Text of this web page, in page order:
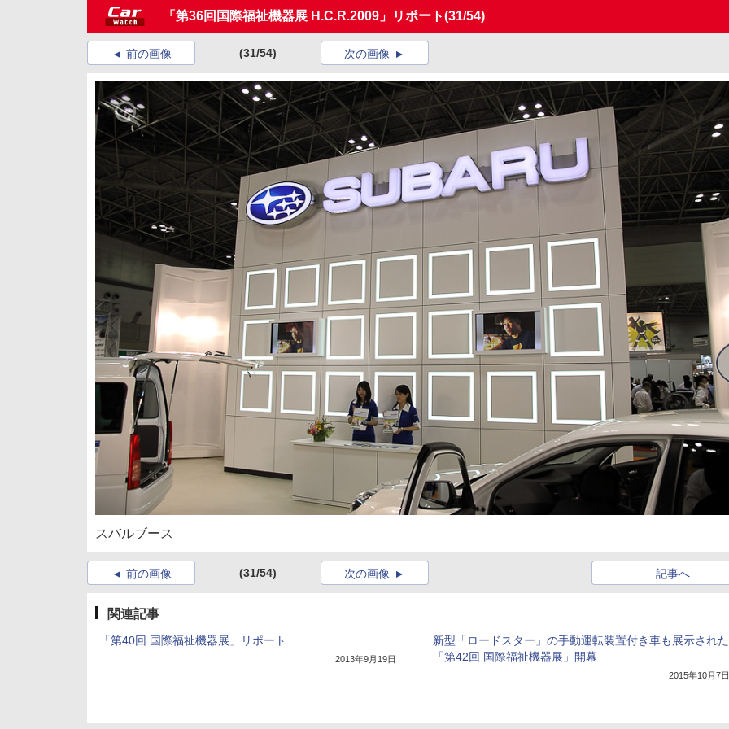
「第36回国際福祉機器展 H.C.R.2009」リポート(31/54)
前の画像 (31/54) 次の画像
スバルブース
前の画像 (31/54) 記事へ
次の画像
関連記事
「第40回 国際福祉機器展」リポート
2013年9月19日
新型「ロードスター」の手動運転装置付き車も展示された
「第42回 国際福祉機器展」開幕
2015年10月7日